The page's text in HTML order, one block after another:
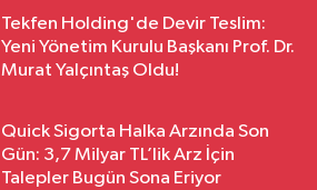
Tekfen Holding'de Devir Teslim:
Yeni Yönetim Kurulu Başkanı Prof. Dr.
Murat Yalçıntaş Oldu!
Quick Sigorta Halka Arzında Son
Gün: 3,7 Milyar TL’lik Arz İçin
Talepler Bugün Sona Eriyor